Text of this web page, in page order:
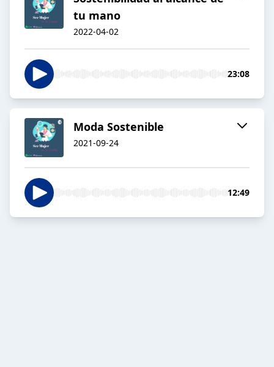
tu mano
2022-04-02
23:08
Moda Sostenible
2021-09-24
12:49